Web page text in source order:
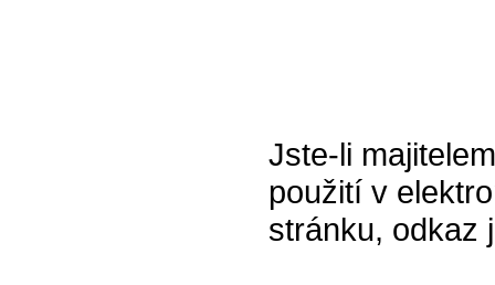
Jste-li
použití v
stránku, odkaz